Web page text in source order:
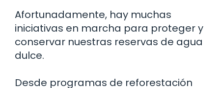
Afortunadamente, hay muchas
iniciativas en marcha para proteger y
conservar nuestras reservas de agua
dulce.
Desde programas de reforestación